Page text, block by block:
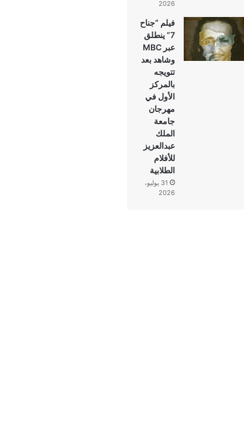
2026
فيلم “جناح
7” ينطلق
عبر MBC
وشاهد بعد
تتويجه
بالمركز
الأول في
مهرجان
جامعة
الملك
عبدالعزيز
للأفلام
الطلابية
31 يوليو،
2026